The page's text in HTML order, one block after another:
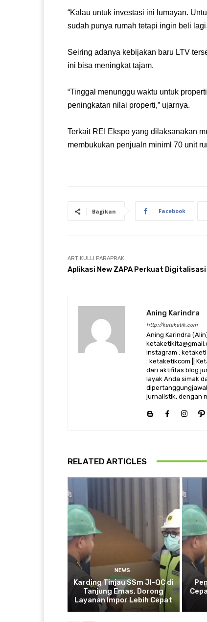
“Kalau untuk investasi ini lumayan.
sudah punya rumah tetapi ingin beli
Seiring adanya kebijakan baru LTV
ini bisa meningkat tajam.
“Tinggal menunggu waktu untuk
peningkatan nilai properti,” ujarnya.
Terkait REI Ekspo yang dilaksanakan
membukukan penjualn miniml 70 unit
Bagikan Facebook
ARTIKULLI PARAPRAK
Aplikasi New ZAPA Perkuat Digitalisasi
Aning Karindra
http://ketaketik.com
Aning Karindra
Instagram :
: ketaketikcom ||
dari aktifitas blog
layak Anda simak
jurnalistik, dengan
RELATED ARTICLES
NEWS
Karding Tinjau SSm JI-QC di
Tanjung Emas, Dorong
Layanan Impor Lebih Cepat